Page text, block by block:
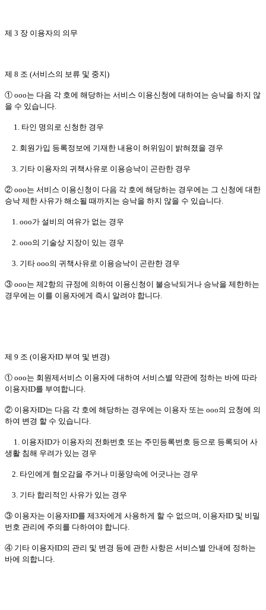
제 3 장 이용자의 의무
제 8 조 (서비스의 보류 및 중지)
① ooo는 다음 각 호에 해당하는 서비스 이용신청에 대하여는 승낙을 하지 않
을 수 있습니다.
1. 타인 명의로 신청한 경우
2. 회원가입 등록정보에 기재한 내용이 허위임이 밝혀졌을 경우
3. 기타 이용자의 귀책사유로 이용승낙이 곤란한 경우
② ooo는 서비스 이용신청이 다음 각 호에 해당하는 경우에는 그 신청에 대한
승낙 제한 사유가 해소될 때까지는 승낙을 하지 않을 수 있습니다.
1. ooo가 설비의 여유가 없는 경우
2. ooo의 기술상 지장이 있는 경우
3. 기타 ooo의 귀책사유로 이용승낙이 곤란한 경우
③ ooo는 제2항의 규정에 의하여 이용신청이 불승낙되거나 승낙을 제한하는
경우에는 이를 이용자에게 즉시 알려야 합니다.
제 9 조 (이용자ID 부여 및 변경)
① ooo는 회원제서비스 이용자에 대하여 서비스별 약관에 정하는 바에 따라
이용자ID를 부여합니다.
② 이용자ID는 다음 각 호에 해당하는 경우에는 이용자 또는 ooo의 요청에 의
하여 변경 할 수 있습니다.
1. 이용자ID가 이용자의 전화번호 또는 주민등록번호 등으로 등록되어 사
생활 침해 우려가 있는 경우
2. 타인에게 혐오감을 주거나 미풍양속에 어긋나는 경우
3. 기타 합리적인 사유가 있는 경우
③ 이용자는 이용자ID를 제3자에게 사용하게 할 수 없으며, 이용자ID 및 비밀
번호 관리에 주의를 다하여야 합니다.
④ 기타 이용자ID의 관리 및 변경 등에 관한 사항은 서비스별 안내에 정하는
바에 의합니다.